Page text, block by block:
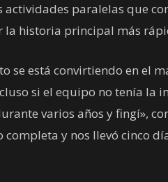
actividades paralelas que
la historia principal más
se está convirtiendo en el
si el equipo no tenía la
varios años y fingí»,
completa y nos llevó cinco